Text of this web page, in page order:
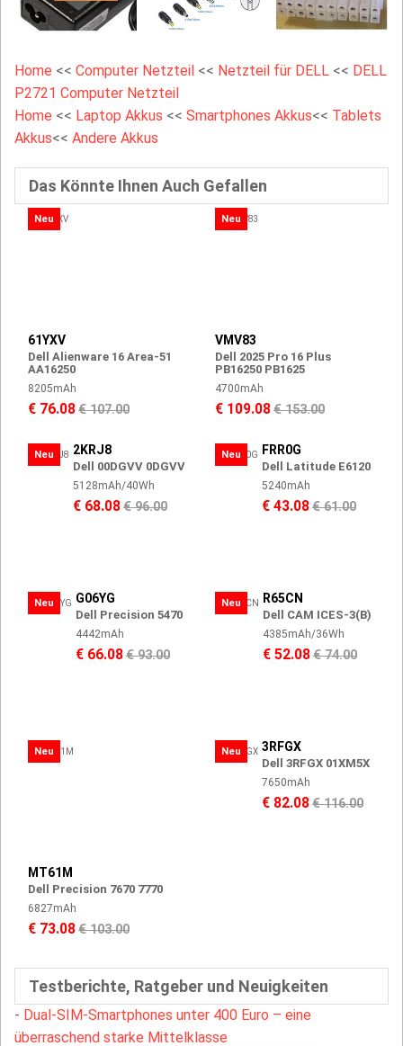
Home << Computer Netzteil << Netzteil für DELL << DELL
P2721 Computer Netzteil
Home << Laptop Akkus << Smartphones Akkus<< Tablets
Akkus<< Andere Akkus
Das Könnte Ihnen Auch Gefallen
Neu
61YXV
Dell Alienware 16 Area-51
AA16250
8205mAh
€ 76.08€ 107.00
Neu
VMV83
Dell 2025 Pro 16 Plus
PB16250 PB1625
4700mAh
€ 109.08€ 153.00
Neu 2KRJ8
Dell 00DGVV 0DGVV
5128mAh/40Wh
€ 68.08€ 96.00
Neu FRR0G
Dell Latitude E6120
5240mAh
€ 43.08€ 61.00
Neu G06YG
Dell Precision 5470
4442mAh
€ 66.08€ 93.00
Neu R65CN
Dell CAM ICES-3(B)
4385mAh/36Wh
€ 52.08€ 74.00
Neu
MT61M
Dell Precision 7670 7770
6827mAh
€ 73.08€ 103.00
Neu 3RFGX
Dell 3RFGX 01XM5X
7650mAh
€ 82.08€ 116.00
Testberichte, Ratgeber und Neuigkeiten
- Dual-SIM-Smartphones unter 400 Euro – eine
überraschend starke Mittelklasse